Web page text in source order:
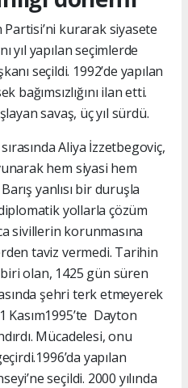
Partisi’ni kurarak siyasete
yıl yapılan seçimlerde
seçildi. 1992’de yapılan
ilan etti.
savaş, üç yıl sürdü.
Aliya İzzetbegoviç,
hem siyasi hem
yanlısı bir duruşla
yollarla çözüm
sivillerin korunmasına
taviz vermedi. Tarihin
olan, 1425 gün süren
şehri terk etmeyerek
Kasım1995’te Dayton
Mücadelesi, onu
yapılan
seçildi. 2000 yılında